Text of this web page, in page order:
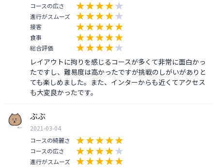
コースの広さ
進行がスムーズ
接客
食事
総合評価
レイアウトに拘りを感じるコースが多くて非常に面白かっ
たですし、難易度は高かったですが挑戦のしがいがありと
ても楽しめました。また、インターからも近くてアクセス
も大変良かったです。
ぶぶ
2021-03-04
コースの綺麗さ
コースの広さ
進行がスムーズ